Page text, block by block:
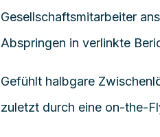
Gesellschaftsmitarbeiter
Abspringen in verlinkte
Gefühlt halbgare
zuletzt durch eine on-the-